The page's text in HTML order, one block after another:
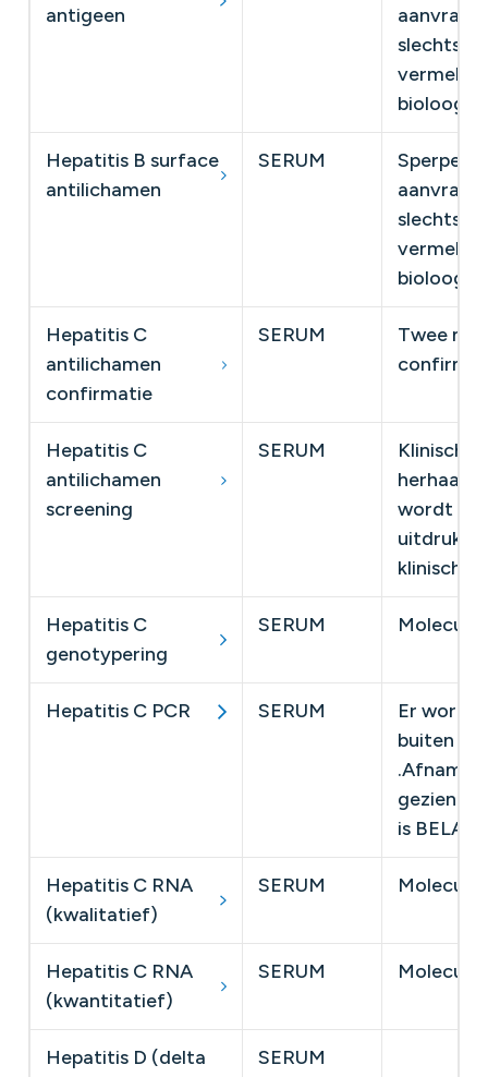
antigeen
slechts
bioloog.
Hepatitis B surface
antilichamen
SERUM
slechts
bioloog.
Hepatitis C
antilichamen
confirmatie
SERUM
Twee
Hepatitis C
antilichamen
screening
SERUM
Klinisch:
wordt de
klinisch
Hepatitis C
genotypering
SERUM
Hepatitis C PCR SERUM
Er wordt
buiten
.Afname
gezien er
is
Hepatitis C RNA
(kwalitatief)
SERUM
Hepatitis C RNA
(kwantitatief)
SERUM
Hepatitis D (delta
SERUM